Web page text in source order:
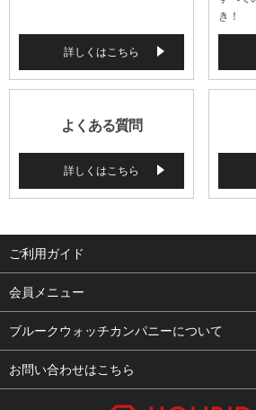
詳しくはこちら
き！
よくある質問
詳しくはこちら
ご利用ガイド
よくある質問
支払い・送料
修理依頼
会員メニュー
ログイン
お気に入り
ブルークウォッチカンパニーについて
会社概要
お問い合わせはこちら